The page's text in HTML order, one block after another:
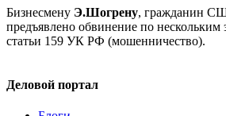
Бизнесмену Э.Шогрену, гражданин
предъявлено обвинение по нескольким
статьи 159 УК РФ (мошенничество).
Деловой портал